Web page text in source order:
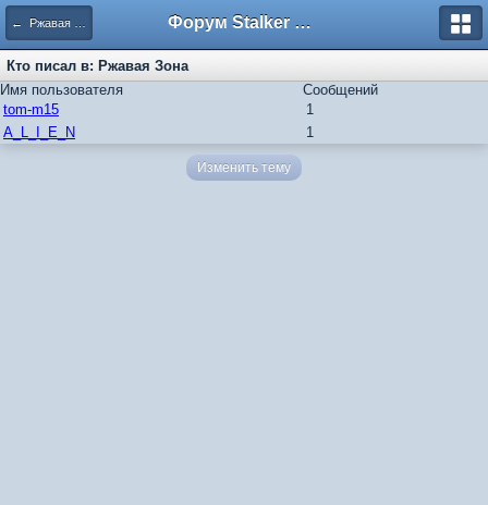
← Ржавая Зона Форум Stalker Simbion Mod
Кто писал в: Ржавая Зона
Имя пользователя
Сообщений
tom-m15
1
A_L_I_E_N
1
Изменить тему